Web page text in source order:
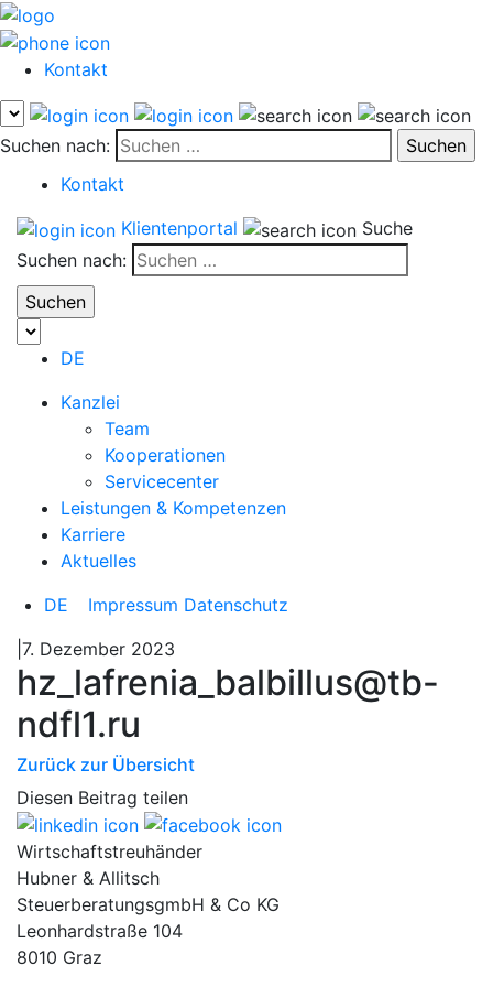
Kontakt
Suchen nach:
Kontakt
Klientenportal
Suche
Suchen nach:
DE
Kanzlei
Team
Kooperationen
Servicecenter
Leistungen & Kompetenzen
Karriere
Aktuelles
DE
Impressum Datenschutz
|7. Dezember 2023
hz_lafrenia_balbillus@tb-
ndfl1.ru
Zurück zur Übersicht
Diesen Beitrag teilen
Wirtschaftstreuhänder
Hubner & Allitsch
SteuerberatungsgmbH & Co KG
Leonhardstraße 104
8010 Graz